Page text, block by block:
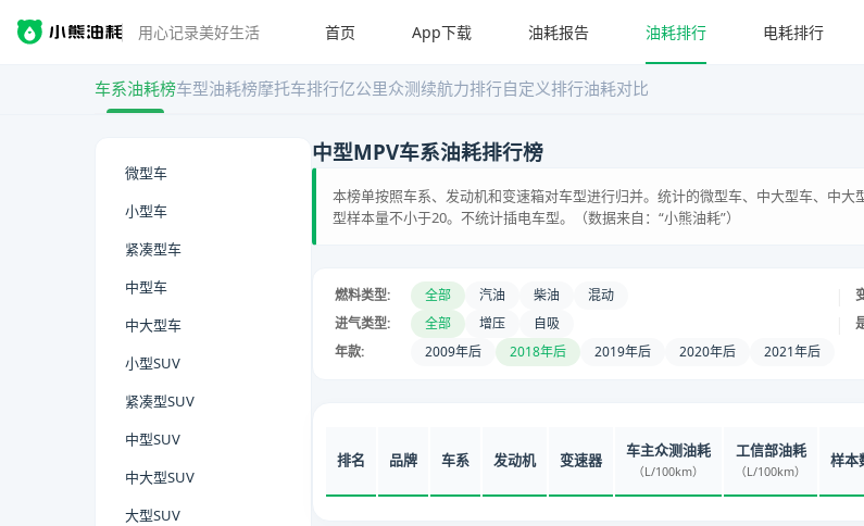
用心记录美好生活 首页 App下载 油耗报告 油耗排行 电耗排行
车系油耗榜车型油耗榜摩托车排行亿公里众测续航力排行自定义排行油耗对比
微型车
小型车
紧凑型车
中型车
中大型车
小型SUV
紧凑型SUV
中型SUV
中大型SUV
大型SUV
中型MPV车系油耗排行榜
本榜单按照车系、发动机和变速箱对车型进行归并。统计的微型车、中大型车、中
型样本量不小于20。不统计插电车型。（数据来自：“小熊油耗”）
燃料类型: 全部 汽油 柴油 混动
进气类型:
全部 增压 自吸
年款:
2009年后 2018年后 2019年后 2020年后 2021年后
排名 品牌 车系 发动机 变速器 车主众测油耗
（L/100km）
工信部油耗
（L/100km）
样本